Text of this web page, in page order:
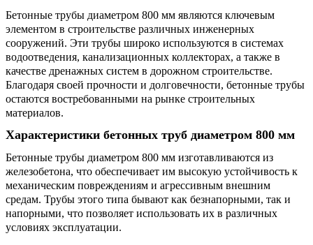
Бетонные трубы диаметром 800 мм являются ключевым
элементом в строительстве различных инженерных
сооружений. Эти трубы широко используются в системах
водоотведения, канализационных коллекторах, а также в
качестве дренажных систем в дорожном строительстве.
Благодаря своей прочности и долговечности, бетонные трубы
остаются востребованными на рынке строительных
материалов.
Характеристики бетонных труб диаметром 800 мм
Бетонные трубы диаметром 800 мм изготавливаются из
железобетона, что обеспечивает им высокую устойчивость к
механическим повреждениям и агрессивным внешним
средам. Трубы этого типа бывают как безнапорными, так и
напорными, что позволяет использовать их в различных
условиях эксплуатации.